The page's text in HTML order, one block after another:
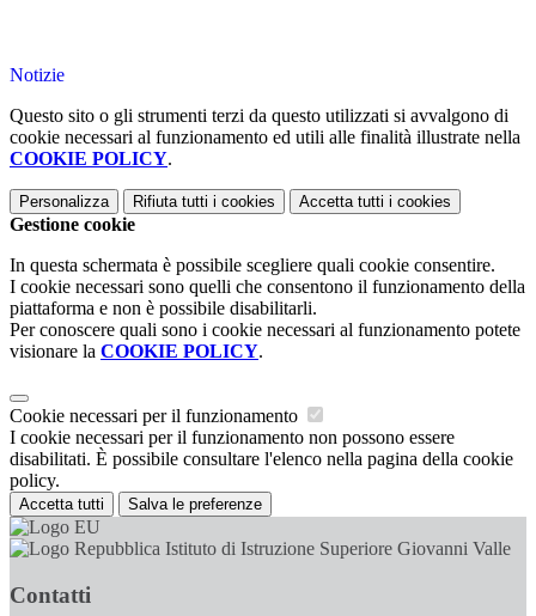
Notizie
Questo sito o gli strumenti terzi da questo utilizzati si avvalgono di
cookie necessari al funzionamento ed utili alle finalità illustrate nella
COOKIE POLICY.
Personalizza Rifiuta tutti i cookies Accetta tutti i cookies
Gestione cookie
In questa schermata è possibile scegliere quali cookie consentire.
I cookie necessari sono quelli che consentono il funzionamento della
piattaforma e non è possibile disabilitarli.
Per conoscere quali sono i cookie necessari al funzionamento potete
visionare la COOKIE POLICY.
Cookie necessari per il funzionamento
I cookie necessari per il funzionamento non possono essere
disabilitati. È possibile consultare l'elenco nella pagina della cookie
policy.
Accetta tutti Salva le preferenze
Istituto di Istruzione Superiore Giovanni Valle
Contatti